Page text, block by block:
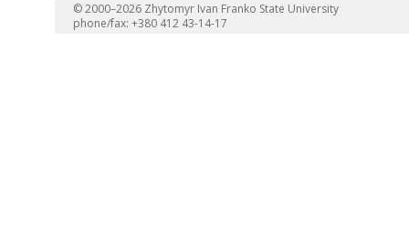
© 2000–2026 Zhytomyr Ivan Franko State University
phone/fax: +380 412 43-14-17